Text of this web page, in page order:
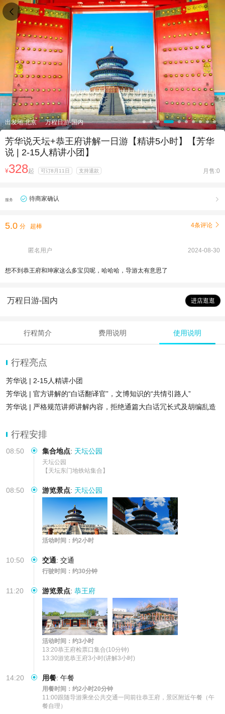
出发地:北京 万程日游-国内
芳华说天坛+恭王府讲解一日游【精讲5小时】【芳华
说 | 2-15人精讲小团】
¥328起 可订8月11日 支持退款 月售:0
服务 待商家确认 
5.0 分 超棒 4条评论 
匿名用户 2024-08-30
想不到恭王府和珅家这么多宝贝呢，哈哈哈，导游太有意思了
万程日游-国内 进店逛逛
行程简介 费用说明 使用说明
行程亮点
芳华说 | 2-15人精讲小团
芳华说 | 官方讲解的“白话翻译官”，文博知识的“共情引路人”
芳华说 | 严格规范讲师讲解内容，拒绝通篇大白话冗长式及胡编乱造
行程安排
08:50 集合地点: 天坛公园
天坛公园
【天坛东门地铁站集合】
08:50 游览景点: 天坛公园
活动时间：约2小时
10:50 交通: 交通
行驶时间：约30分钟
11:20 游览景点: 恭王府
活动时间：约3小时
13:20恭王府检票口集合(10分钟)
13:30游览恭王府3小时(讲解3小时)
14:20 用餐: 午餐
用餐时间：约2小时20分钟
11:00跟随导游乘坐公共交通一同前往恭王府，景区附近午餐（午
餐自理）
